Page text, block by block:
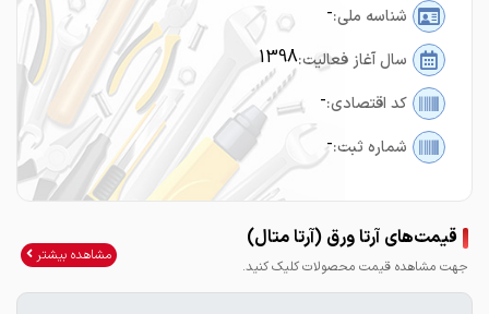
شناسه ملی:-
سال آغاز فعالیت:1398
کد اقتصادی:-
شماره ثبت:-
قیمت‌های آرتا ورق (آرتا متال)
جهت مشاهده قیمت محصولات کلیک کنید.
مشاهده بیشتر